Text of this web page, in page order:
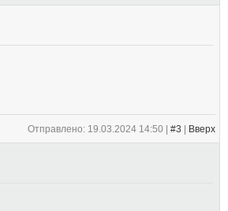
Отправлено: 19.03.2024 14:50 | #3 Вверх